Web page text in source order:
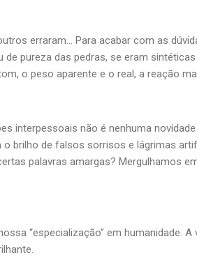
erraram... Para acabar com as
pureza das pedras, se eram sintéticas
o peso aparente e o real, a reação
interpessoais não é nenhuma
o brilho de falsos sorrisos e lágrimas
palavras amargas? Mergulhamos
“especialização” em humanidade.